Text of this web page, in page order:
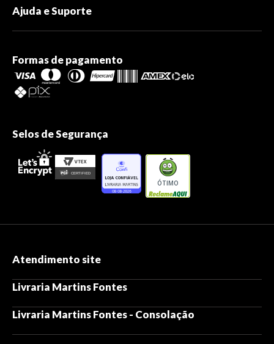
Ajuda e Suporte
Formas de pagamento
Selos de Segurança
ÓTIMO
Atendimento site
Livraria Martins Fontes
Livraria Martins Fontes - Consolação